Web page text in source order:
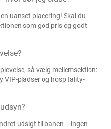
uanset placering! Skal du
som god pris og godt
så vælg mellemsektion:
VIP-pladser og hospitality-
udsigt til banen – ingen